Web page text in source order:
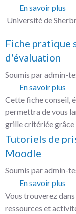
En savoir plus
en
:
Université de
Fiche pratique
d'évaluation
Soumis paradmin-
En savoir plus
sur
la
Cette fiche conseil,
permettra de vous
grille critériée
Tutoriels de
Moodle​​​​​​​
Soumis paradmin-
En savoir plus
de
Vous trouverez
ressources et